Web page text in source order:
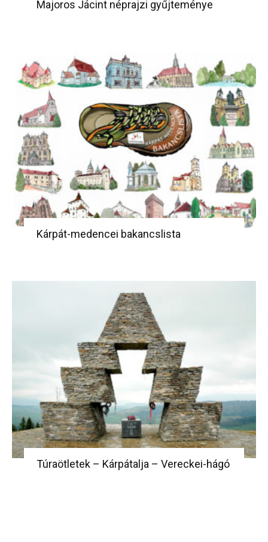
Majoros Jácint néprajzi gyűjteménye
Kárpát-medencei bakancslista
Túraötletek – Kárpátalja – Vereckei-hágó